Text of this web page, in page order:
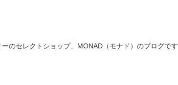
のセレクトショップ、MONAD（モナド）のブログです